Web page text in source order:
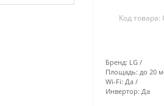
Код товара:
Бренд: LG
Площадь: до 20
Wi-Fi: Да
Инвертор: Да